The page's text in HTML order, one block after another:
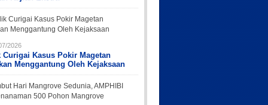
2026
Curigai Kasus Pokir Magetan
Menggantung Oleh Kejaksaan